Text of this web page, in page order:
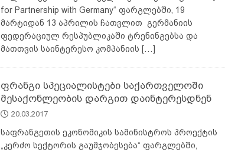
for Partnership with Germany“ ფარგლებში, 19
მარტიდან 13 აპრილის ჩათვლით გერმანიის
ფედერაციულ რესპუბლიკაში ტრენინგებსა და
მათთვის საინტერესო კომპანიის […]
ფრანგი სპეციალისტები საქართველოში
მესაქონლეობის დარგით დაინტერესდნენ
20.03.2017
საფრანგეთის ეკონომიკის სამინისტროს პროექტის
„კერძო სექტორის გაუმჯობესება“ ფარგლებში,